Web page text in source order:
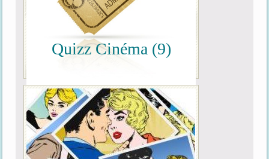
Quizz Cinéma (9)